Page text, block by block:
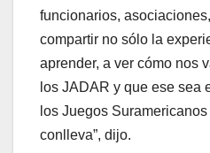
funcionarios,
compartir no sólo la
aprender, a ver cómo nos
los JADAR y que ese sea
los Juegos
conlleva”, dijo.